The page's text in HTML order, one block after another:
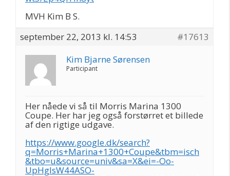
MVH Kim B S.
september 22, 2013 kl. 14:53
#17613
Kim Bjarne Sørensen
Participant
Her nåede vi så til Morris Marina 1300
Coupe. Her har jeg også forstørret et billede
af den rigtige udgave.
https://www.google.dk/search?
q=Morris+Marina+1300+Coupe&tbm=isch
&tbo=u&source=univ&sa=X&ei=-Oo-
UpHgIsW44ASO-